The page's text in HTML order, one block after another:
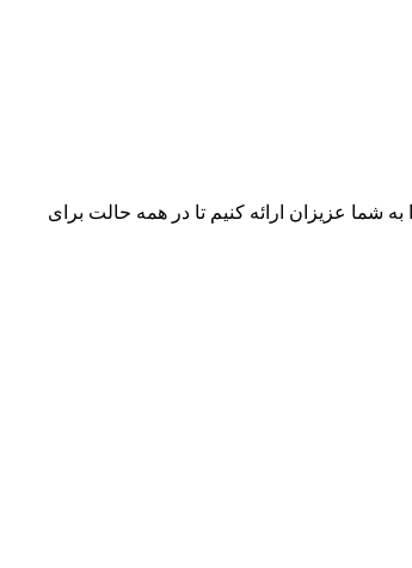
شما عزیزان ارائه کنیم تا در همه حالت برای